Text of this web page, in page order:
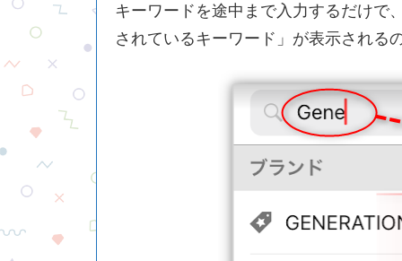
キーワードを途中まで入力するだけで
されているキーワード」が表示される